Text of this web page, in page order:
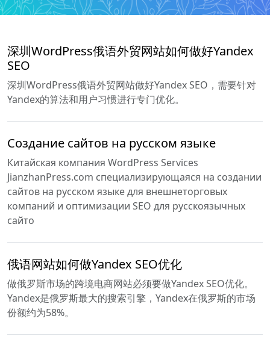
深圳WordPress俄语外贸网站如何做好Yandex
SEO
深圳WordPress俄语外贸网站做好Yandex SEO，需要针对
Yandex的算法和用户习惯进行专门优化。
Создание сайтов на русском языке
Китайская компания WordPress Services
JianzhanPress.com специализирующаяся на создании
сайтов на русском языке для внешнеторговых
компаний и оптимизации SEO для русскоязычных
сайто
俄语网站如何做Yandex SEO优化
做俄罗斯市场的跨境电商网站必须要做Yandex SEO优化。
Yandex是俄罗斯最大的搜索引擎，Yandex在俄罗斯的市场
份额约为58%。